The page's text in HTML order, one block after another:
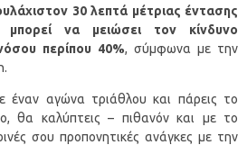
30 λεπτά μέτριας έντασης
να μειώσει τον κίνδυνο
περίπου 40%, σύμφωνα με την
έναν αγώνα τριάθλου και πάρεις το
θα καλύπτεις – πιθανόν και με το
σου προπονητικές ανάγκες με την